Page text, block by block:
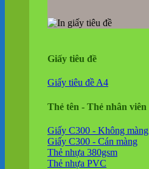
Giấy tiêu đề
Giấy tiêu đề A4
Thẻ tên - Thẻ nhân viên
Giấy C300 - Không màng
Giấy C300 - Cán màng
Thẻ nhựa 380gsm
Thẻ nhựa PVC